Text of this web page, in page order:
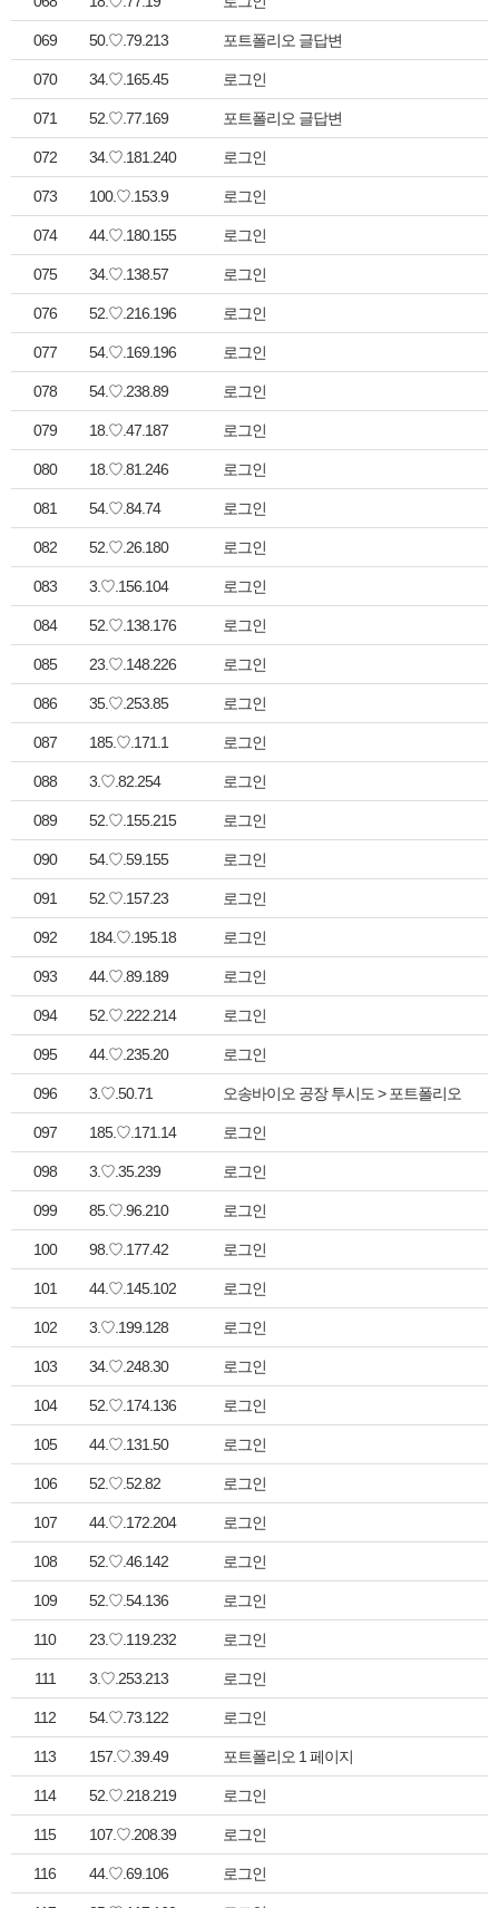
069 50.♡.79.213 포트폴리오 글답변
070 34.♡.165.45 로그인
071 52.♡.77.169 포트폴리오 글답변
072 34.♡.181.240 로그인
073 100.♡.153.9 로그인
074 44.♡.180.155 로그인
075 34.♡.138.57 로그인
076 52.♡.216.196 로그인
077 54.♡.169.196 로그인
078 54.♡.238.89 로그인
079 18.♡.47.187 로그인
080 18.♡.81.246 로그인
081 54.♡.84.74 로그인
082 52.♡.26.180 로그인
083 3.♡.156.104 로그인
084 52.♡.138.176 로그인
085 23.♡.148.226 로그인
086 35.♡.253.85 로그인
087 185.♡.171.1 로그인
088 3.♡.82.254 로그인
089 52.♡.155.215 로그인
090 54.♡.59.155 로그인
091 52.♡.157.23 로그인
092 184.♡.195.18 로그인
093 44.♡.89.189 로그인
094 52.♡.222.214 로그인
095 44.♡.235.20 로그인
096 3.♡.50.71 오송바이오 공장 투시도 > 포트폴리오
097 185.♡.171.14 로그인
098 3.♡.35.239 로그인
099 85.♡.96.210 로그인
100 98.♡.177.42 로그인
101 44.♡.145.102 로그인
102 3.♡.199.128 로그인
103 34.♡.248.30 로그인
104 52.♡.174.136 로그인
105 44.♡.131.50 로그인
106 52.♡.52.82 로그인
107 44.♡.172.204 로그인
108 52.♡.46.142 로그인
109 52.♡.54.136 로그인
110 23.♡.119.232 로그인
111 3.♡.253.213 로그인
112 54.♡.73.122 로그인
113 157.♡.39.49 포트폴리오 1 페이지
114 52.♡.218.219 로그인
115 107.♡.208.39 로그인
116 44.♡.69.106 로그인